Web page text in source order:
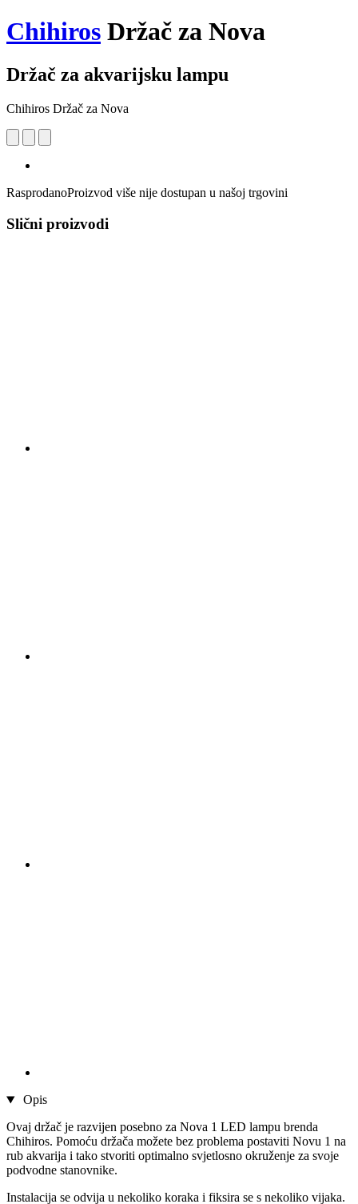
Chihiros Držač za Nova
Držač za akvarijsku lampu
Chihiros Držač za Nova
RasprodanoProizvod više nije dostupan u našoj trgovini
Slični proizvodi
Opis
Ovaj držač je razvijen posebno za Nova 1 LED lampu brenda
Chihiros. Pomoću držača možete bez problema postaviti Novu 1 na
rub akvarija i tako stvoriti optimalno svjetlosno okruženje za svoje
podvodne stanovnike.
Instalacija se odvija u nekoliko koraka i fiksira se s nekoliko vijaka.